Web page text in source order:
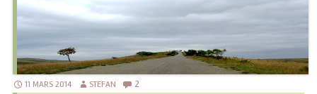
11 MARS 2014 STEFAN 2